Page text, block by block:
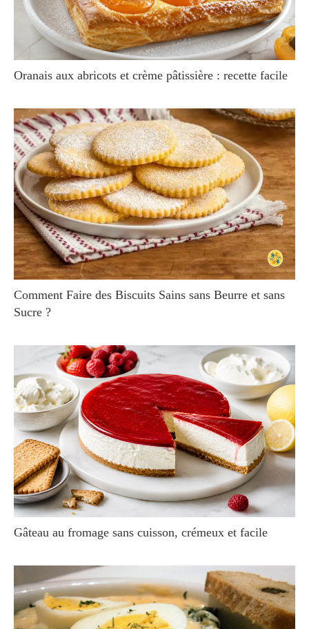
Oranais aux abricots et crème pâtissière : recette facile
Comment Faire des Biscuits Sains sans Beurre et sans
Sucre ?
Gâteau au fromage sans cuisson, crémeux et facile